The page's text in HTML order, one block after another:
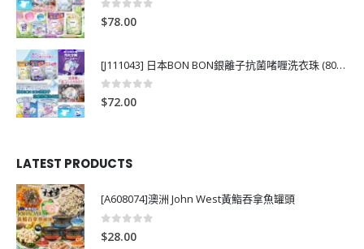
0out of 5
$78.00
[J111043] 日本BON BON銀離子抗菌啫喱洗衣珠 (80粒)
0out of 5
$72.00
LATEST PRODUCTS
[A608074]澳洲 John West黃鮨吞拿魚罐頭
0
$28.00